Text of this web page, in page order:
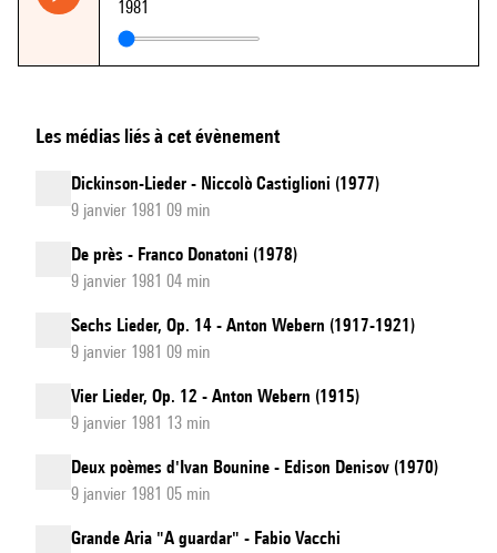
1981
Les médias liés à cet évènement
Dickinson-Lieder - Niccolò Castiglioni (1977)
9 janvier 1981 09 min
De près - Franco Donatoni (1978)
9 janvier 1981 04 min
Sechs Lieder, Op. 14 - Anton Webern (1917-1921)
9 janvier 1981 09 min
Vier Lieder, Op. 12 - Anton Webern (1915)
9 janvier 1981 13 min
Deux poèmes d'Ivan Bounine - Edison Denisov (1970)
9 janvier 1981 05 min
Grande Aria "A guardar" - Fabio Vacchi